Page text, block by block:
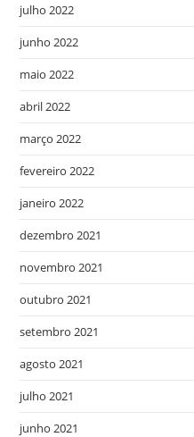
julho 2022
junho 2022
maio 2022
abril 2022
março 2022
fevereiro 2022
janeiro 2022
dezembro 2021
novembro 2021
outubro 2021
setembro 2021
agosto 2021
julho 2021
junho 2021